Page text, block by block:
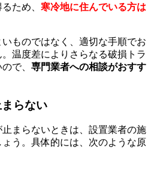
ため、 寒冷地に住んでいる方は
ものではなく、適切な手順でお
温度差によりさらなる破損トラ
で、 専門業者への相談がおすす
らない
まらないときは、設置業者の施
う。具体的には、次のような原